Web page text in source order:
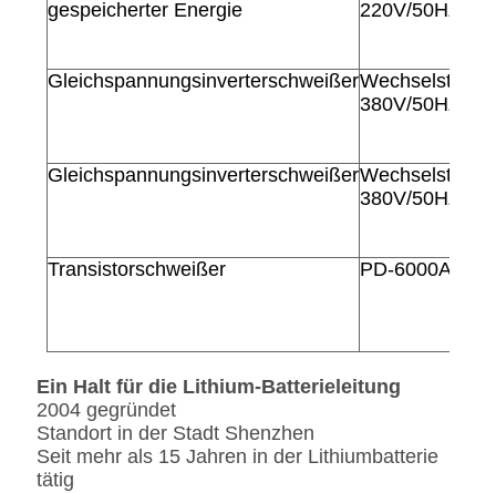
gespeicherter Energie 220V/50HZ
GleichspannungsinverterschweißerWechselstrom
380V/50HZ
GleichspannungsinverterschweißerWechselstrom
380V/50HZ
Transistorschweißer PD-6000A/
Ein Halt für die Lithium-Batterieleitung
2004 gegründet
Standort in der Stadt Shenzhen
Seit mehr als 15 Jahren in der Lithiumbatterie
tätig